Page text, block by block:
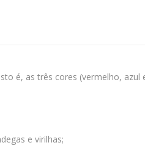
é, as três cores (vermelho,
e virilhas;